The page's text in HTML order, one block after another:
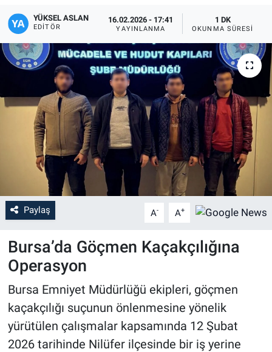
YÜKSEL ASLAN
EDITÖR
16.02.2026 - 17:41
YAYINLANMA
1 DK
OKUNMA SÜRESI
Paylaş A- A+
Bursa’da Göçmen Kaçakçılığına
Operasyon
Bursa Emniyet Müdürlüğü ekipleri, göçmen
kaçakçılığı suçunun önlenmesine yönelik
yürütülen çalışmalar kapsamında 12 Şubat
2026 tarihinde Nilüfer ilçesinde bir iş yerine
Yerel
Bursaspor
Gündem
Sağlık
Eğitim
Ekonomi
Dünya
Teknoloji
Magazin
Siyaset
Yaşam
Tüm Manşetler
Son Dakika Haberleri
Haber Arşivi